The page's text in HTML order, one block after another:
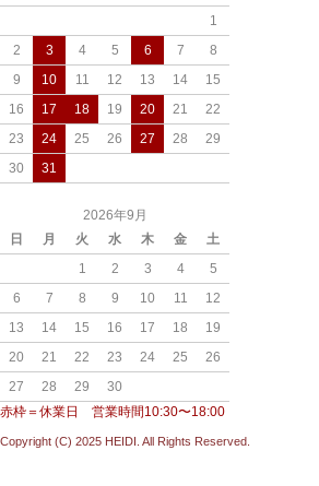
1
2
3 4 5 6 7
8
9
10 11 12 13 14
15
16
17 18 19 20 21
22
23
24 25 26 27 28
29
30
31
2026年9月
日
月 火 水 木 金
土
1
2 3 4
5
6
7 8 9 10 11
12
13
14 15 16 17 18
19
20
21 22 23 24 25
26
27
28 29
30
赤枠＝休業日 営業時間10:30〜18:00
Copyright (C) 2025 HEIDI. All Rights Reserved.